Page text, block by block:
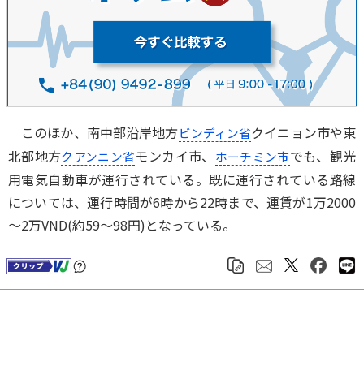
このほか、南中部沿岸地方ビンディン省クイニョン市や東
北部地方クアンニン省モンカイ市、 ホーチミン市でも、観光
用電気自動車が運行されている。既に運行されている路線
については、運行時間が6時から22時まで、運賃が1万2000
～2万VND(約59～98円)となっている。